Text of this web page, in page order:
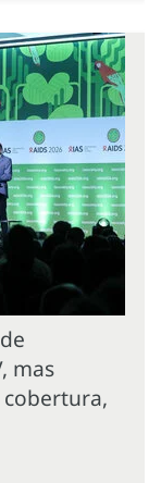
mas
cobertura,